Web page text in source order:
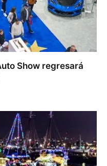
Show regresará